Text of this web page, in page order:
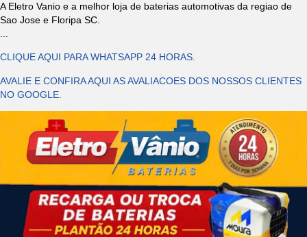
A Eletro Vanio e a melhor loja de baterias automotivas da regiao de
Sao Jose e Floripa SC.
CLIQUE AQUI PARA WHATSAPP 24 HORAS.
AVALIE E CONFIRA AQUI AS AVALIACOES DOS NOSSOS CLIENTES
NO GOOGLE.